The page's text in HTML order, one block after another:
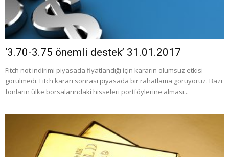
‘3.70-3.75 önemli destek’ 31.01.2017
Fitch not indirimi piyasada fiyatlandığı için kararın olumsuz etkisi
görülmedi. Fitch kararı sonrası piyasada bir rahatlama görüyoruz. Bazı
fonların ülke borsalarındaki hisseleri portföylerine alması...